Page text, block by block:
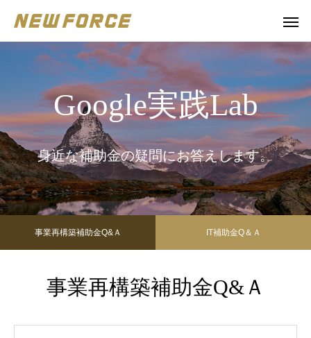
WEBコンテンツ
Google実践Lab
身近な補助金の疑問にお答えします。
事業再構築補助金Q&Ａ IT補助金Q＆Ａ
事業再構築補助金Q&Ａ